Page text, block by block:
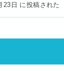
23日 に投稿された